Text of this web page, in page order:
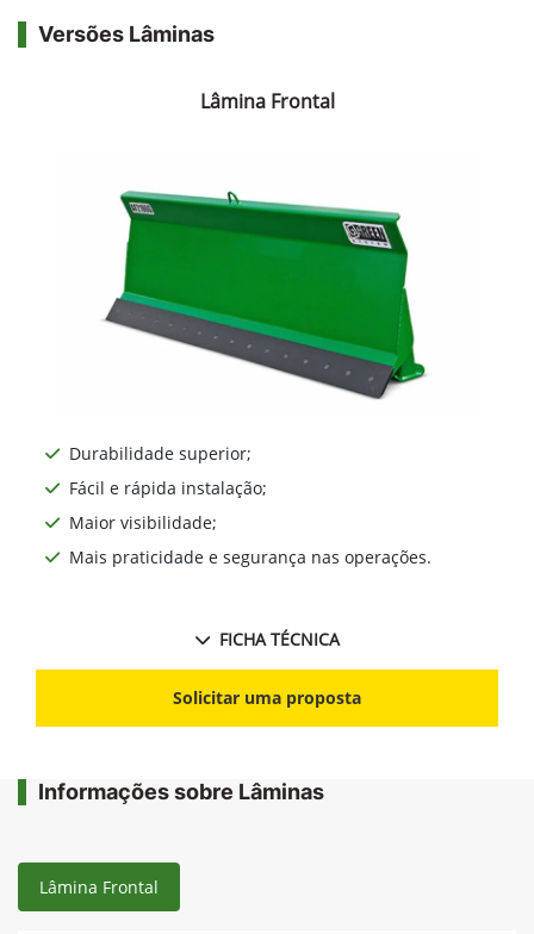
Versões Lâminas
Lâmina Frontal
Durabilidade superior;
Fácil e rápida instalação;
Maior visibilidade;
Mais praticidade e segurança nas operações.
FICHA TÉCNICA
Solicitar uma proposta
Informações sobre Lâminas
Lâmina Frontal